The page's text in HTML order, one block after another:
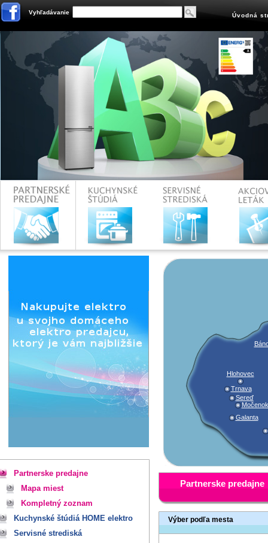
Vyhľadávanie Úvodná
Partnerske predajne
Mapa miest
Kompletný zoznam
Kuchynské štúdiá HOME elektro
Servisné strediská
Galanta
Hlohovec
Močenok
Sereď
Trnava
Partnerske predajne
Výber podľa mesta